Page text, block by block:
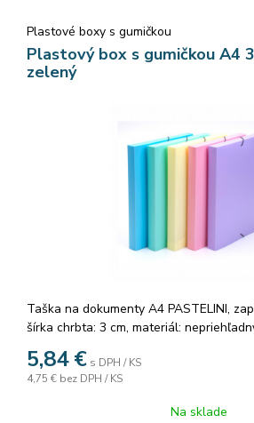
Plastové boxy s gumičkou
Plastový box s gumičkou A4
zelený
Taška na dokumenty A4 PASTELINI,
šírka chrbta: 3 cm, materiál:
5,84 € s DPH / KS
4,75 € bez DPH / KS
Na sklade